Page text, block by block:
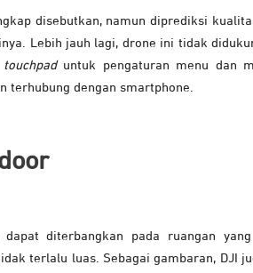
disebutkan, namun diprediksi
Lebih jauh lagi, drone ini tidak
touchpaduntuk pengaturan menu dan
terhubung dengan smartphone.
diterbangkan pada ruangan
terlalu luas. Sebagai gambaran, DJI